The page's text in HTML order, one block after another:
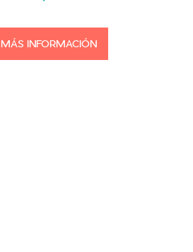
MÁS INFORMACIÓN